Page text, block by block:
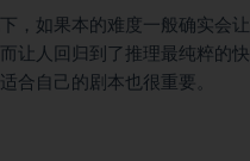
，如果本的难度一般确实会让
让人回归到了推理最纯粹的快
合自己的剧本也很重要。